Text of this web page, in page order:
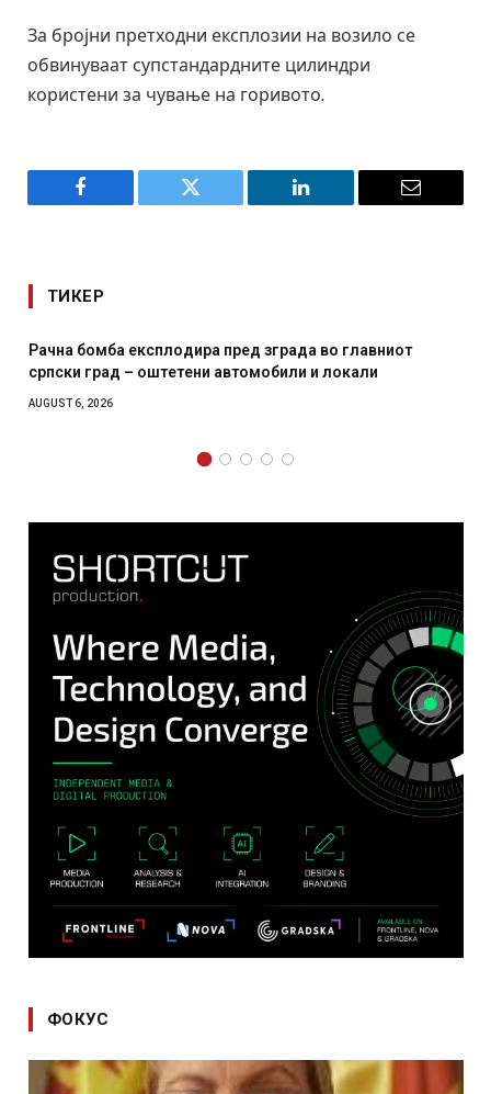
За бројни претходни експлозии на возило се
обвинуваат супстандардните цилиндри
користени за чување на горивото.
Facebook Twitter LinkedIn Email
ТИКЕР
Рачна бомба експлодира пред зграда во главниот
српски град – оштетени автомобили и локали
AUGUST 6, 2026
ФОКУС